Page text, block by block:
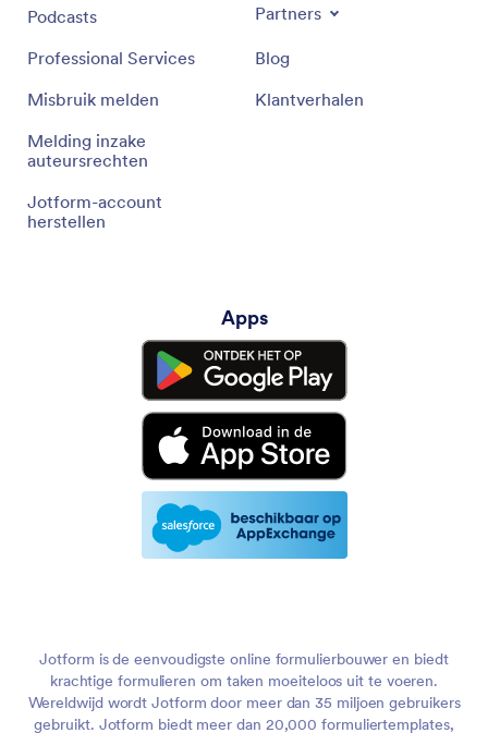
Podcasts
Professional Services
Misbruik melden
Melding inzake
auteursrechten
Jotform-account
herstellen
Partners
Blog
Klantverhalen
Apps
Jotform is de eenvoudigste online formulierbouwer en biedt
krachtige formulieren om taken moeiteloos uit te voeren.
Wereldwijd wordt Jotform door meer dan 35 miljoen gebruikers
gebruikt. Jotform biedt meer dan 20,000 formuliertemplates,